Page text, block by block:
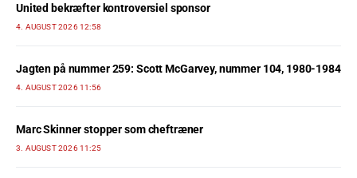
United bekræfter kontroversiel sponsor
4. AUGUST 2026 12:58
Jagten på nummer 259: Scott McGarvey, nummer 104, 1980-1984
4. AUGUST 2026 11:56
Marc Skinner stopper som cheftræner
3. AUGUST 2026 11:25